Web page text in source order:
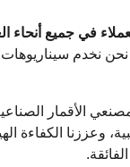
في جميع أنحاء
نخدم سيناريوهات